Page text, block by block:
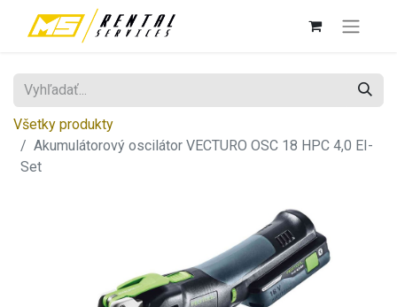
Všetky produkty
Akumulátorový oscilátor VECTURO OSC 18 HPC 4,0 EI-
Set